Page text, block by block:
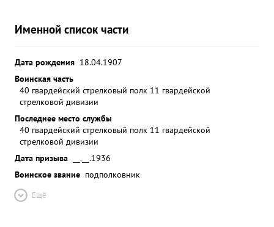
Именной список части
Дата рождения 18.04.1907
Воинская часть
40 гвардейский стрелковый полк 11 гвардейской
стрелковой дивизии
Последнее место службы
40 гвардейский стрелковый полк 11 гвардейской
стрелковой дивизии
Дата призыва
__.__.1936
Воинское звание подполковник
Ещё